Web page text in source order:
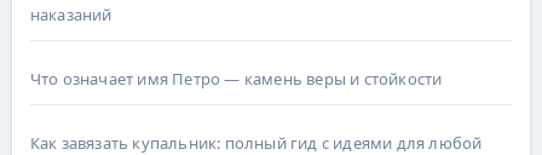
наказаний
Что означает имя Петро — камень веры и стойкости
Как завязать купальник: полный гид с идеями для любой